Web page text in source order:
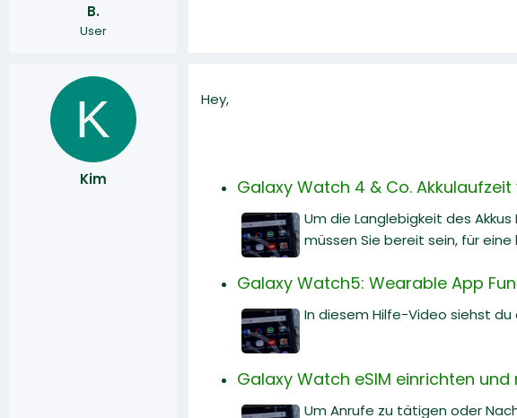
B.
User
K
Kim
Hey,
Galaxy Watch 4 & Co.
Um die Langlebigkeit des
müssen Sie bereit sein, für
Galaxy Watch5: Wearable App
In diesem Hilfe-Video siehst du
Galaxy Watch eSIM einrichten
Um Anrufe zu tätigen oder